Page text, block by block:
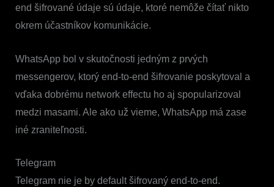
end šifrované údaje sú údaje, ktoré nemôže čítať nikto
okrem účastníkov komunikácie.
WhatsApp bol v skutočnosti jedným z prvých
messengerov, ktorý end-to-end šifrovanie poskytoval a
vďaka dobrému network effectu ho aj spopularizoval
medzi masami. Ale ako už vieme, WhatsApp má zase
iné zraniteľnosti.
Telegram
Telegram nie je by default šifrovaný end-to-end.